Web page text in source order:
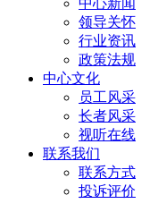
领导关怀
行业资讯
政策法规
中心文化
员工风采
长者风采
视听在线
联系我们
联系方式
投诉评价